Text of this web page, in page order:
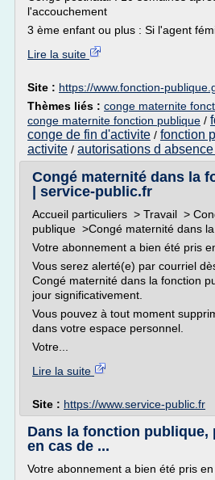
l'accouchement
3 ème enfant ou plus : Si l'agent
Lire la suite
Site : https://www.fonction-
Thèmes liés : conge maternite
conge maternite fonction publique /
conge de fin d'activite / fonction
activite / autorisations d
Congé maternité dans la
| service-public.fr
Accueil particuliers > Travail >
publique >Congé maternité dans
Votre abonnement a bien été pris
Vous serez alerté(e) par courriel
Congé maternité dans la fonction
jour significativement.
Vous pouvez à tout moment
dans votre espace personnel.
Votre...
Lire la suite
Site : https://www.service-public.fr
Dans la fonction publique,
en cas de ...
Votre abonnement a bien été pris en